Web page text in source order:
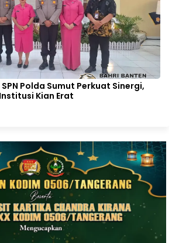
Polda Sumut Perkuat Sinergi,
Kian Erat